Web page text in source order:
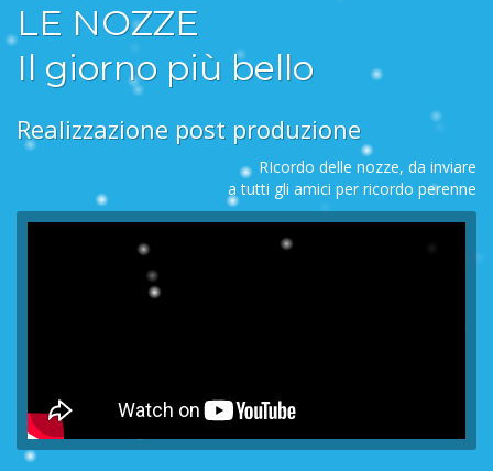
LE NOZZE
Il giorno più bello
Realizzazione post produzione
RIcordo delle nozze, da inviare
a tutti gli amici per ricordo perenne